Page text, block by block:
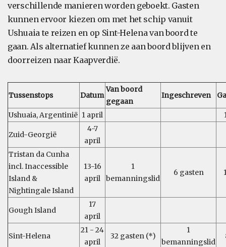
verschillende manieren worden geboekt. Gasten
kunnen ervoor kiezen om met het schip vanuit
Ushuaia te reizen en op Sint-Helena van boord te
gaan. Als alternatief kunnen ze aan boord blijven en
doorreizen naar Kaapverdië.
Tussenstops Datum
Van boord
gegaan
Ingeschreven
Ushuaia, Argentinië 1 april
Zuid-Georgië
4-7
april
Tristan da Cunha
incl. Inaccessible
Island &
Nightingale Island
13-16
april
1
bemanningslid
6 gasten
Gough Island
17
april
Sint-Helena
21 - 24
april
32 gasten (*)
1
bemanningslid